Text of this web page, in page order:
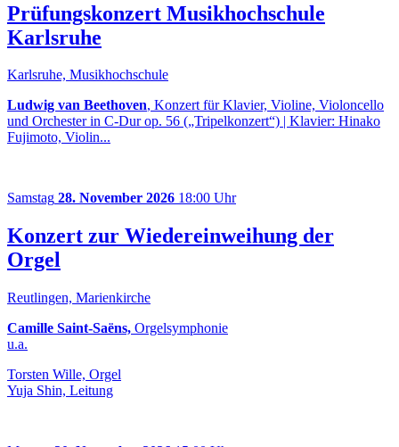
Prüfungskonzert Musikhochschule
Karlsruhe
Karlsruhe, Musikhochschule
Ludwig van Beethoven, Konzert für Klavier, Violine, Violoncello
und Orchester in C-Dur op. 56 („Tripelkonzert“) | Klavier: Hinako
Fujimoto, Violin...
Samstag 28. November 2026 18:00 Uhr
Konzert zur Wiedereinweihung der
Orgel
Reutlingen, Marienkirche
Camille Saint-Saëns, Orgelsymphonie
u.a.
Torsten Wille, Orgel
Yuja Shin, Leitung